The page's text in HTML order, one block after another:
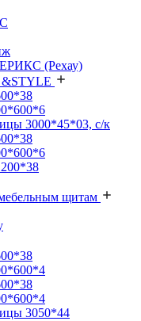
(Рехау)
3000*45*03, с/к
щитам
3050*44